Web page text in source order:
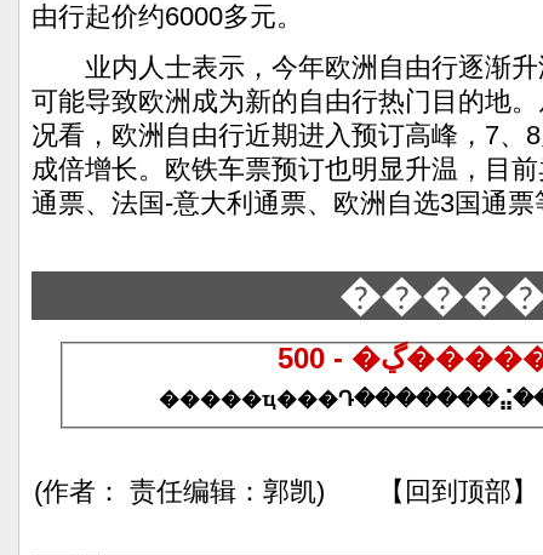
由行起价约6000多元。
业内人士表示，今年欧洲自由行逐渐升
可能导致欧洲成为新的自由行热门目的地
况看，欧洲自由行近期进入预订高峰，7、
成倍增长。欧铁车票预订也明显升温，目
通票、法国-意大利通票、欧洲自选3国通票
(作者： 责任编辑：郭凯) 【回到顶部】